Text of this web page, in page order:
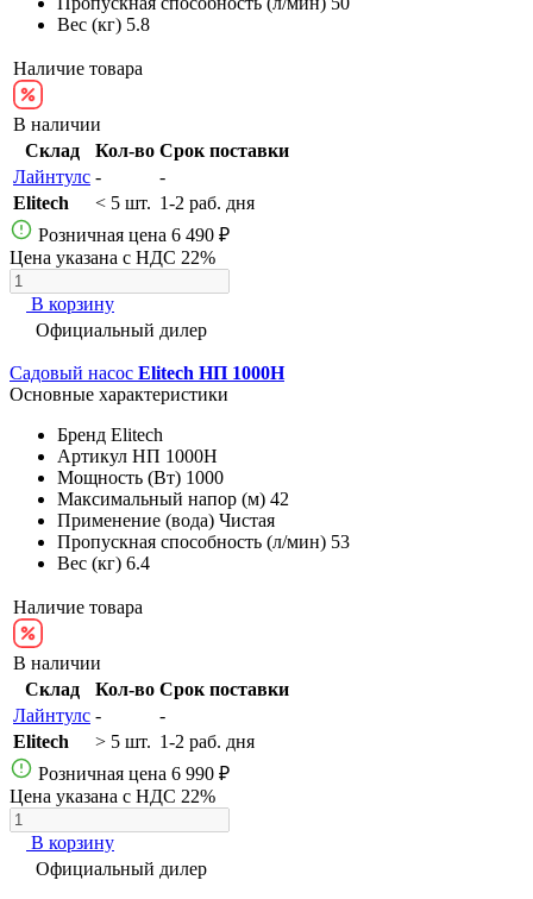
Вес (кг) 5.8
Наличие товара
В наличии
Склад
Кол-во Срок поставки
Лайнтулс -
-
Elitech
< 5 шт. 1-2 раб. дня
Розничная цена 6 490 ₽
Цена указана с НДС 22%
В корзину
Официальный дилер
Садовый насос Elitech НП 1000Н
Основные характеристики
Бренд Elitech
Артикул НП 1000Н
Мощность (Вт) 1000
Максимальный напор (м) 42
Применение (вода) Чистая
Пропускная способность (л/мин) 53
Вес (кг) 6.4
Наличие товара
В наличии
Склад
Кол-во Срок поставки
Лайнтулс -
-
Elitech
> 5 шт. 1-2 раб. дня
Розничная цена 6 990 ₽
Цена указана с НДС 22%
В корзину
Официальный дилер